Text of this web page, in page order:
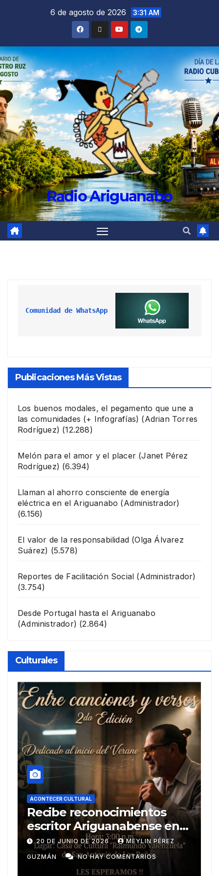
6 de agosto de 2026 3:31 AM
Radio Ariguanabo
Comunidad de WhatsApp
Publicaciones Más Vistas
Los buenos modales, el pegamento que une a
las comunidades (+ Infografías) (Adrian Torres
Rodríguez) (12.288)
Melón para el amor y el placer (Janet Pérez
Rodríguez) (6.394)
Llaman al ahorro consciente de energía
eléctrica en el Ariguanabo (Administrador)
(6.156)
El valor de la responsabilidad (Olga Álvarez
Suárez) (5.578)
Reportes de Facilitación Social (Administrador)
(3.754)
Desde Portugal hasta el Ariguanabo
(Administrador) (2.864)
Culturales
en
PÉREZ
ACONTECER CULTURAL
Un curso de retos y
emociones
20 DE JUNIO DE 2026 DAYAMÍ
PÉREZ NO HAY COMENTARIOS